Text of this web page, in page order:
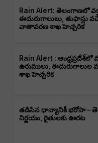
Rain Alert: తెలంగాణలో
ఈదురుగాలులు, తుఫాన్లు
వాతావరణ శాఖ హెచ్చరిక
Rain Alert : ఆంధ్రప్రదేశ్‌లో
ఉరుములు, ఈదురుగాలుల
శాఖ హెచ్చరిక
తడిసిన ధాన్యానికీ భరోసా –
నిర్ణయం, రైతులకు ఊరట